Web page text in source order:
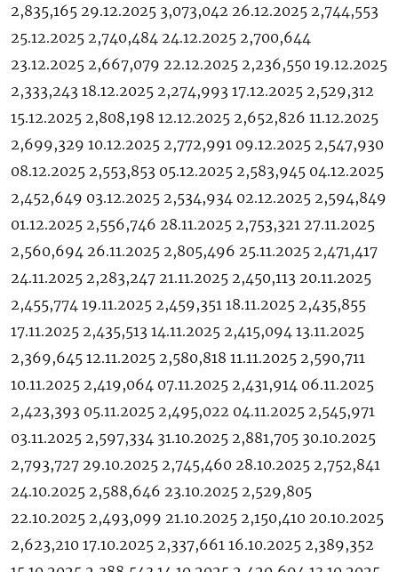
2,835,165 29.12.2025 3,073,042 26.12.2025 2,744,553
25.12.2025 2,740,484 24.12.2025 2,700,644
23.12.2025 2,667,079 22.12.2025 2,236,550 19.12.2025
2,333,243 18.12.2025 2,274,993 17.12.2025 2,529,312
15.12.2025 2,808,198 12.12.2025 2,652,826 11.12.2025
2,699,329 10.12.2025 2,772,991 09.12.2025 2,547,930
08.12.2025 2,553,853 05.12.2025 2,583,945 04.12.2025
2,452,649 03.12.2025 2,534,934 02.12.2025 2,594,849
01.12.2025 2,556,746 28.11.2025 2,753,321 27.11.2025
2,560,694 26.11.2025 2,805,496 25.11.2025 2,471,417
24.11.2025 2,283,247 21.11.2025 2,450,113 20.11.2025
2,455,774 19.11.2025 2,459,351 18.11.2025 2,435,855
17.11.2025 2,435,513 14.11.2025 2,415,094 13.11.2025
2,369,645 12.11.2025 2,580,818 11.11.2025 2,590,711
10.11.2025 2,419,064 07.11.2025 2,431,914 06.11.2025
2,423,393 05.11.2025 2,495,022 04.11.2025 2,545,971
03.11.2025 2,597,334 31.10.2025 2,881,705 30.10.2025
2,793,727 29.10.2025 2,745,460 28.10.2025 2,752,841
24.10.2025 2,588,646 23.10.2025 2,529,805
22.10.2025 2,493,099 21.10.2025 2,150,410 20.10.2025
2,623,210 17.10.2025 2,337,661 16.10.2025 2,389,352